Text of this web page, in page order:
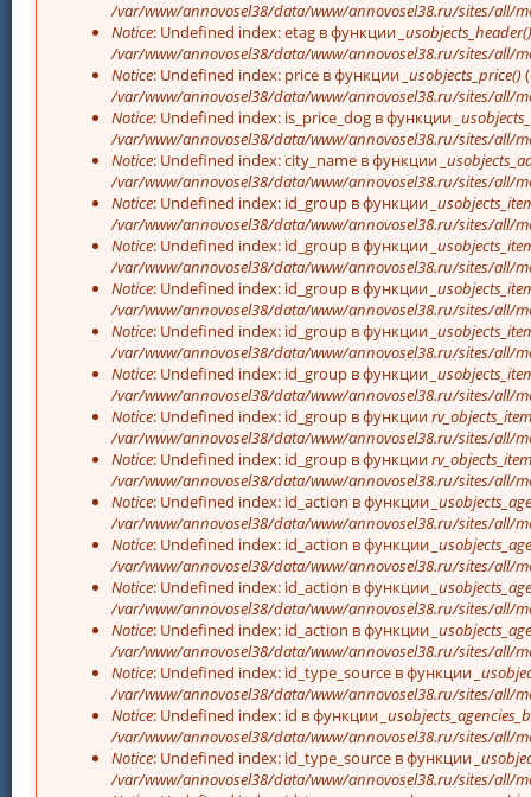
/var/www/annovosel38/data/www/annovosel38.ru/sites/all/
Notice: Undefined index: etag в функции _usobjects_header()
/var/www/annovosel38/data/www/annovosel38.ru/sites/all/
Notice: Undefined index: price в функции _usobjects_price()
/var/www/annovosel38/data/www/annovosel38.ru/sites/all/
Notice: Undefined index: is_price_dog в функции
/var/www/annovosel38/data/www/annovosel38.ru/sites/all/
Notice: Undefined index: city_name в функции
/var/www/annovosel38/data/www/annovosel38.ru/sites/all/
Notice: Undefined index: id_group в функции
/var/www/annovosel38/data/www/annovosel38.ru/sites/all/
Notice: Undefined index: id_group в функции
/var/www/annovosel38/data/www/annovosel38.ru/sites/all/
Notice: Undefined index: id_group в функции
/var/www/annovosel38/data/www/annovosel38.ru/sites/all/
Notice: Undefined index: id_group в функции
/var/www/annovosel38/data/www/annovosel38.ru/sites/all/
Notice: Undefined index: id_group в функции
/var/www/annovosel38/data/www/annovosel38.ru/sites/all/
Notice: Undefined index: id_group в функции
/var/www/annovosel38/data/www/annovosel38.ru/sites/all/
Notice: Undefined index: id_group в функции
/var/www/annovosel38/data/www/annovosel38.ru/sites/all/
Notice: Undefined index: id_action в функции
/var/www/annovosel38/data/www/annovosel38.ru/sites/all/
Notice: Undefined index: id_action в функции
/var/www/annovosel38/data/www/annovosel38.ru/sites/all/
Notice: Undefined index: id_action в функции
/var/www/annovosel38/data/www/annovosel38.ru/sites/all/
Notice: Undefined index: id_action в функции
/var/www/annovosel38/data/www/annovosel38.ru/sites/all/
Notice: Undefined index: id_type_source в функции
/var/www/annovosel38/data/www/annovosel38.ru/sites/all/
Notice: Undefined index: id в функции
/var/www/annovosel38/data/www/annovosel38.ru/sites/all/
Notice: Undefined index: id_type_source в функции
/var/www/annovosel38/data/www/annovosel38.ru/sites/all/